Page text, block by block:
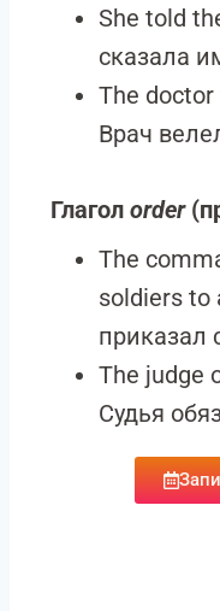
She told
сказала
The
Врач
Глагол order
The
soldiers
приказал
The judge
Судья